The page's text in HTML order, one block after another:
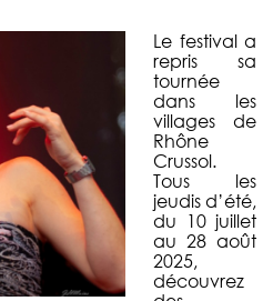
Le festival a
repris sa
tournée
dans les
villages de
Rhône
Crussol.
Tous les
jeudis d’été,
du 10 juillet
au 28 août
2025,
découvrez